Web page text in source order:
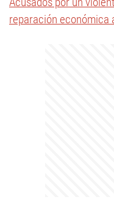
reparación económica